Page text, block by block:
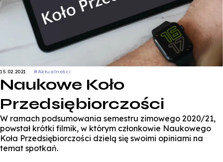
15.02.2021 #Aktualności
Naukowe Koło
Przedsiębiorczości
W ramach podsumowania semestru zimowego 2020/21,
powstał krótki filmik, w którym członkowie Naukowego
Koła Przedsiębiorczości dzielą się swoimi opiniami na
temat spotkań.